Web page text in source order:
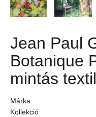
Jean Paul
Botanique
mintás textil
Márka
Kollekció